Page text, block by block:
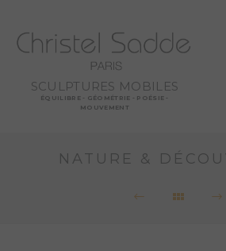
SCULPTURES MOBILES
ÉQUILIBRE - GÉOMÉTRIE - POÉSIE -
MOUVEMENT
NATURE &